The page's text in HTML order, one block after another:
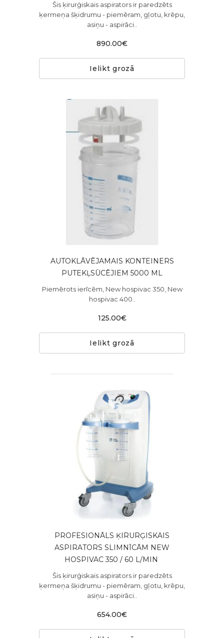
Šis ķirurģiskais aspirators ir paredzēts
ķermeņa šķidrumu - piemēram, gļotu, krēpu,
asiņu - aspirāci..
890.00€
Ielikt grozā
AUTOKLĀVĒJAMAIS KONTEINERS
PUTEKĻSŪCĒJIEM 5000 ML
Piemērots ierīcēm, New hospivac 350, New
hospivac 400..
125.00€
Ielikt grozā
PROFESIONĀLS ĶIRURĢISKAIS
ASPIRATORS SLIMNĪCĀM NEW
HOSPIVAC 350 / 60 L/MIN ​
Šis ķirurģiskais aspirators ir paredzēts
ķermeņa šķidrumu - piemēram, gļotu, krēpu,
asiņu - aspirāci..
654.00€